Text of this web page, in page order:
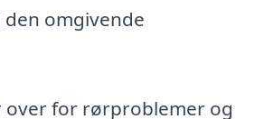
omgivende
over for rørproblemer og